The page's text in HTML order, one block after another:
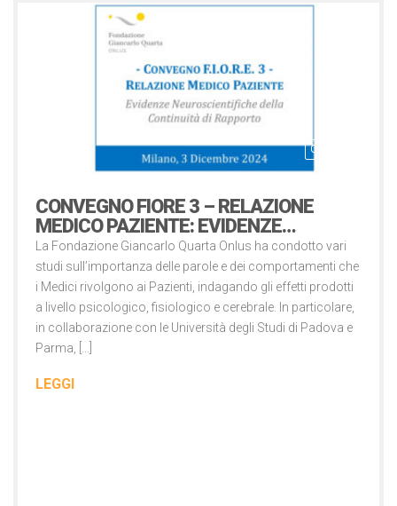
Convegni
CONVEGNO FIORE 3 – RELAZIONE
MEDICO PAZIENTE: EVIDENZE…
La Fondazione Giancarlo Quarta Onlus ha condotto vari
studi sull’importanza delle parole e dei comportamenti che
i Medici rivolgono ai Pazienti, indagando gli effetti prodotti
a livello psicologico, fisiologico e cerebrale. In particolare,
in collaborazione con le Università degli Studi di Padova e
Parma, […]
LEGGI